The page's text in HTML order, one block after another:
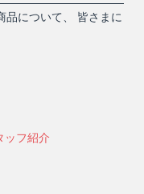
品について、 皆さまに
ッフ紹介